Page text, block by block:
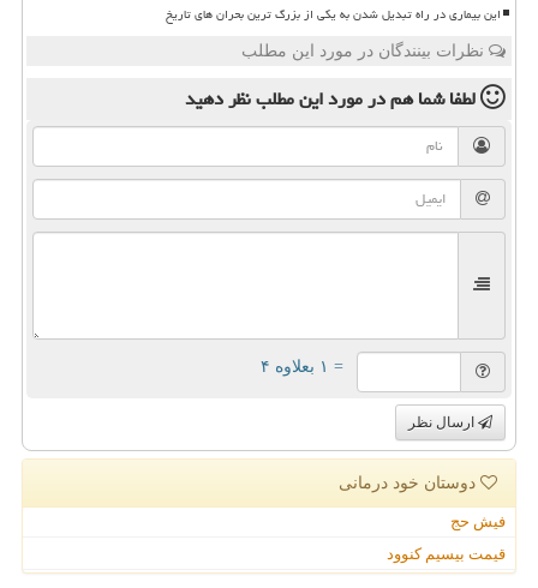
این بیماری در راه تبدیل شدن به یکی از بزرگ ترین بحران های تاریخ
نظرات بینندگان در مورد این مطلب
لطفا شما همدر مورد این مطلبنظر دهید
= ۱ بعلاوه ۴
ارسال نظر
دوستان خود درمانی
فیش حج
قیمت بیسیم کنوود